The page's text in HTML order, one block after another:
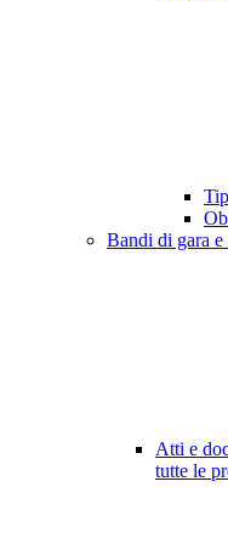
Bandi di gara e
Atti e
tutte le